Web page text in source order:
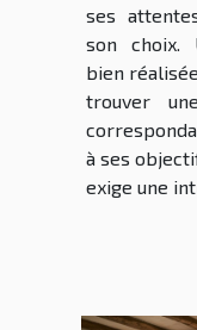
ses
son choix.
bien
trouver
à ses
exige une